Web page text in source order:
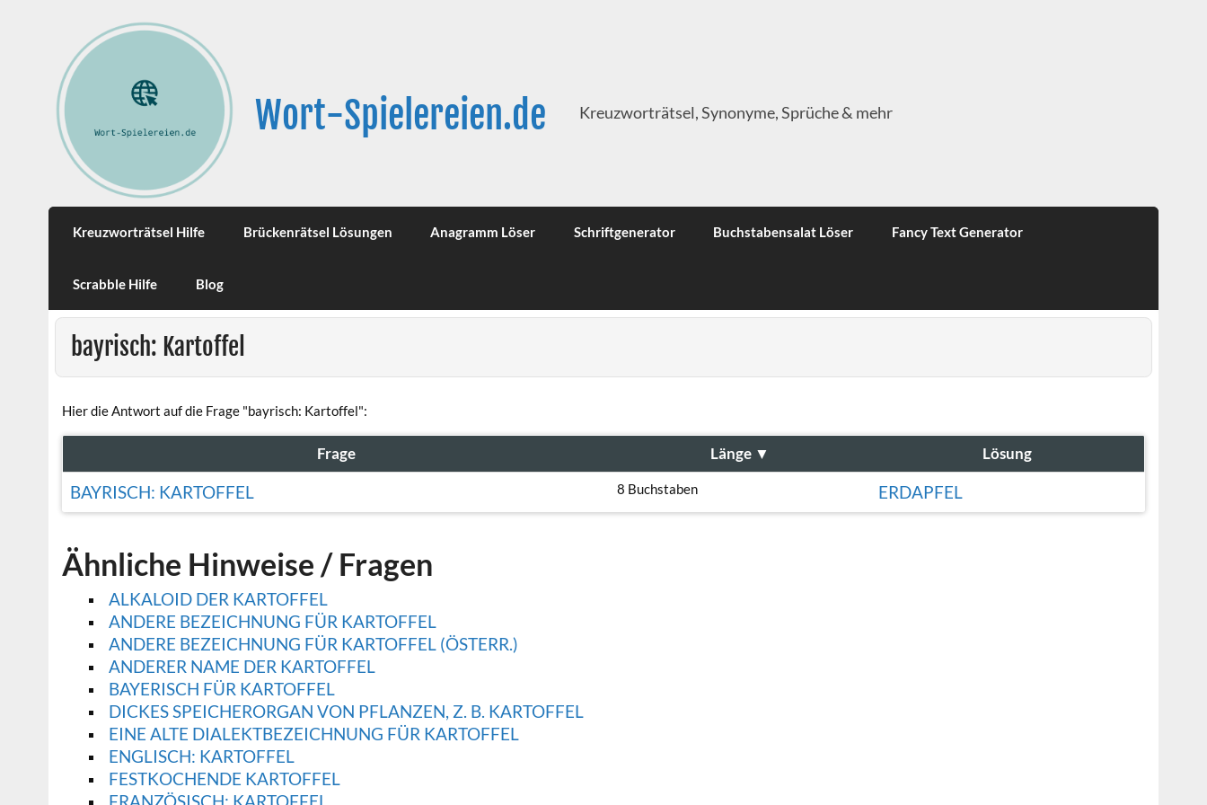
Wort-Spielereien.de Kreuzworträtsel, Synonyme, Sprüche & mehr
Kreuzworträtsel Hilfe Brückenrätsel Lösungen Anagramm Löser Schriftgenerator Buchstabensalat Löser Fancy Text Generator
Scrabble Hilfe Blog
bayrisch: Kartoffel
Hier die Antwort auf die Frage "bayrisch: Kartoffel":
Frage Länge ▼ Lösung
BAYRISCH: KARTOFFEL 8 Buchstaben ERDAPFEL
Ähnliche Hinweise / Fragen
ALKALOID DER KARTOFFEL
ANDERE BEZEICHNUNG FÜR KARTOFFEL
ANDERE BEZEICHNUNG FÜR KARTOFFEL (ÖSTERR.)
ANDERER NAME DER KARTOFFEL
BAYERISCH FÜR KARTOFFEL
DICKES SPEICHERORGAN VON PFLANZEN, Z. B. KARTOFFEL
EINE ALTE DIALEKTBEZEICHNUNG FÜR KARTOFFEL
ENGLISCH: KARTOFFEL
FESTKOCHENDE KARTOFFEL